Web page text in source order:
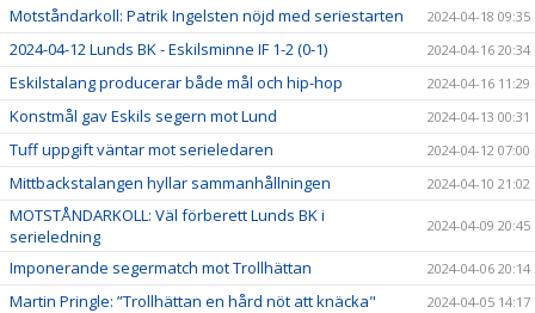
Motståndarkoll: Patrik Ingelsten nöjd med seriestarten 2024-04-18 09:35
2024-04-12 Lunds BK - Eskilsminne IF 1-2 (0-1) 2024-04-16 20:34
Eskilstalang producerar både mål och hip-hop 2024-04-16 11:29
Konstmål gav Eskils segern mot Lund 2024-04-13 00:31
Tuff uppgift väntar mot serieledaren 2024-04-12 07:00
Mittbackstalangen hyllar sammanhållningen 2024-04-10 21:02
MOTSTÅNDARKOLL: Väl förberett Lunds BK i
serieledning
2024-04-09 20:45
Imponerande segermatch mot Trollhättan 2024-04-06 20:14
Martin Pringle: ”Trollhättan en hård nöt att knäcka" 2024-04-05 14:17